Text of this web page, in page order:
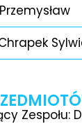
Zespołu: